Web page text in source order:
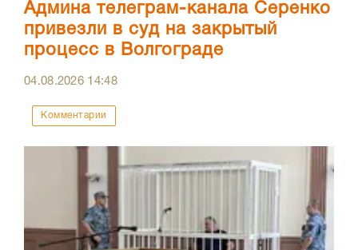
Админа телеграм-канала Серенко
привезли в суд на закрытый
процесс в Волгограде
04.08.2026 14:48
Комментарии